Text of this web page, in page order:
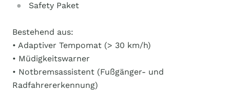
Safety Paket
Bestehend aus:
• Adaptiver Tempomat (> 30 km/h)
• Müdigkeitswarner
• Notbremsassistent (Fußgänger- und
Radfahrererkennung)